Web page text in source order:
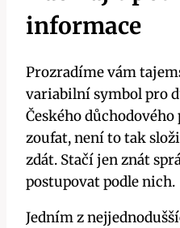
informace
Prozradíme vám
variabilní symbol pro
Českého
zoufat, není to tak
zdát. Stačí jen znát
postupovat podle nich.
Jedním z